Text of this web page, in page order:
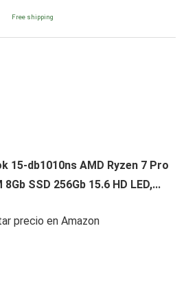
Free shipping
15-db1010ns AMD Ryzen 7 Pro
SSD 256Gb 15.6 HD LED,...
precio en Amazon